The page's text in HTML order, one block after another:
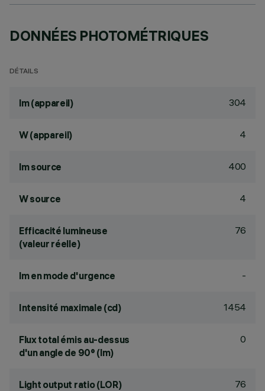
DONNÉES PHOTOMÉTRIQUES
DÉTAILS
lm (appareil) 304
W (appareil) 4
lm source 400
W source 4
Efficacité lumineuse
(valeur réelle)
76
lm en mode d'urgence -
Intensité maximale (cd) 1454
Flux total émis au-dessus
d'un angle de 90° (lm)
0
Light output ratio (LOR) 76